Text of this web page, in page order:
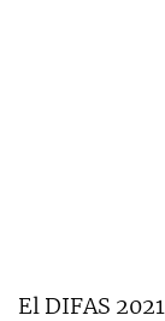
El DIFAS